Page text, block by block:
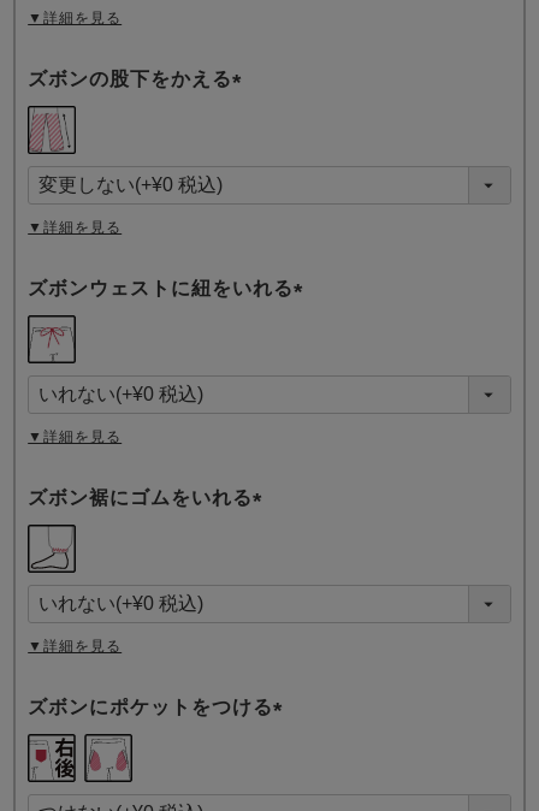
▼詳細を見る
ズボンの股下をかえる
須
)
▼詳細を見る
ズボンウェストに紐をいれる
須
)
▼詳細を見る
ズボン裾にゴムをいれる
須
)
▼詳細を見る
ズボンにポケットをつける
須